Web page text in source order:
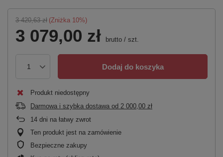
3 420,63 zł (Zniżka 10%)
3 079,00 zł brutto / szt.
Dodaj do koszyka
Produkt niedostępny
Darmowa i szybka dostawa od 2 000,00 zł
14 dni na łatwy zwrot
Ten produkt jest na zamówienie
Bezpieczne zakupy